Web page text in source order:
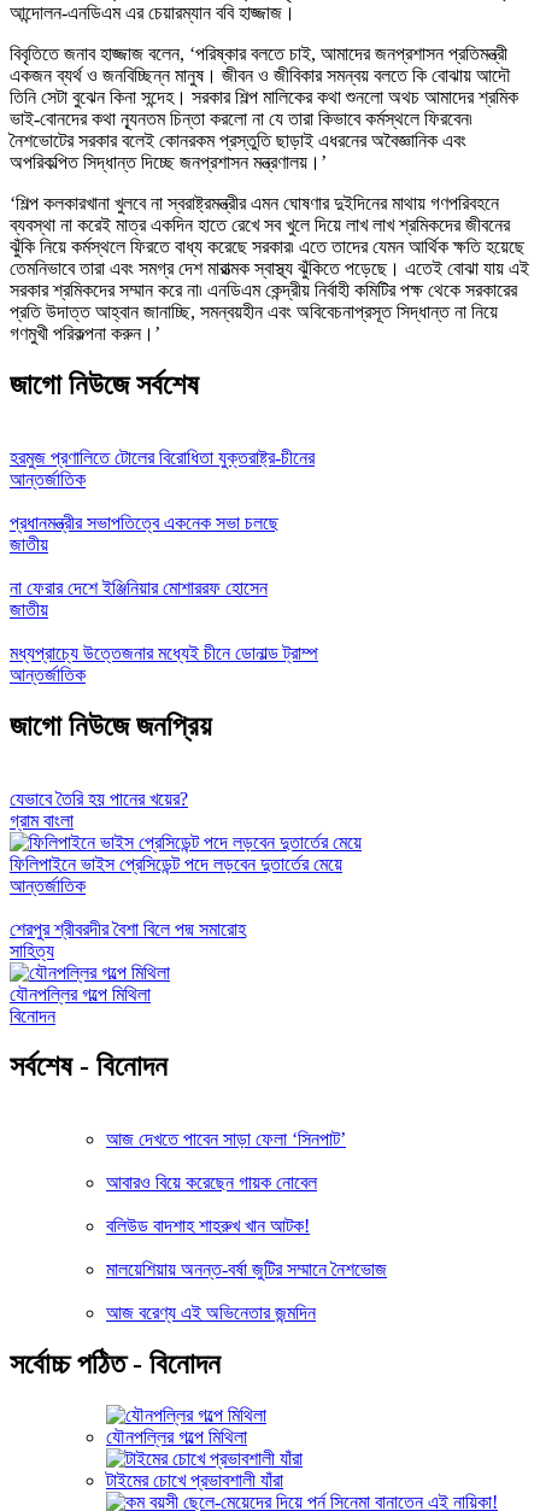
আন্দোলন-এনডিএম এর চেয়ারম্যান ববি হাজ্জাজ।
বিবৃতিতে জনাব হাজ্জাজ বলেন, ‘পরিষ্কার বলতে চাই, আমাদের জনপ্রশাসন প্রতিমন্ত্রী
একজন ব্যর্থ ও জনবিচ্ছিন্ন মানুষ। জীবন ও জীবিকার সমন্বয় বলতে কি বোঝায় আদৌ
তিনি সেটা বুঝেন কিনা সন্দেহ। সরকার শিল্প মালিকের কথা শুনলো অথচ আমাদের শ্রমিক
ভাই-বোনদের কথা ন্যূনতম চিন্তা করলো না যে তারা কিভাবে কর্মস্থলে ফিরবেন৷
নৈশভোটের সরকার বলেই কোনরকম প্রস্তুতি ছাড়াই এধরনের অবৈজ্ঞানিক এবং
অপরিকল্পিত সিদ্ধান্ত দিচ্ছে জনপ্রশাসন মন্ত্রণালয়।’
‘শিল্প কলকারখানা খুলবে না স্বরাষ্ট্রমন্ত্রীর এমন ঘোষণার দুইদিনের মাথায় গণপরিবহনে
ব্যবস্থা না করেই মাত্র একদিন হাতে রেখে সব খুলে দিয়ে লাখ লাখ শ্রমিকদের জীবনের
ঝুঁকি নিয়ে কর্মস্থলে ফিরতে বাধ্য করেছে সরকার৷ এতে তাদের যেমন আর্থিক ক্ষতি হয়েছে
তেমনিভাবে তারা এবং সমগ্র দেশ মারাত্মক স্বাস্থ্য ঝুঁকিতে পড়েছে। এতেই বোঝা যায় এই
সরকার শ্রমিকদের সম্মান করে না৷ এনডিএম কেন্দ্রীয় নির্বাহী কমিটির পক্ষ থেকে সরকারের
প্রতি উদাত্ত আহ্বান জানাচ্ছি, সমন্বয়হীন এবং অবিবেচনাপ্রসূত সিদ্ধান্ত না নিয়ে
গণমুখী পরিকল্পনা করুন।’
জাগো নিউজে সর্বশেষ
হরমুজ প্রণালিতে টোলের বিরোধিতা যুক্তরাষ্ট্র-চীনের
আন্তর্জাতিক
প্রধানমন্ত্রীর সভাপতিত্বে একনেক সভা চলছে
জাতীয়
না ফেরার দেশে ইঞ্জিনিয়ার মোশাররফ হোসেন
জাতীয়
মধ্যপ্রাচ্যে উত্তেজনার মধ্যেই চীনে ডোনাল্ড ট্রাম্প
আন্তর্জাতিক
জাগো নিউজে জনপ্রিয়
যেভাবে তৈরি হয় পানের খয়ের?
গ্রাম বাংলা
ফিলিপাইনে ভাইস প্রেসিডেন্ট পদে লড়বেন দুতার্তের মেয়ে
আন্তর্জাতিক
শেরপুর শ্রীবরদীর বৈশা বিলে পদ্ম সমারোহ
সাহিত্য
যৌনপল্লির গল্পে মিথিলা
বিনোদন
সর্বশেষ - বিনোদন
আজ দেখতে পাবেন সাড়া ফেলা ‘সিনপাট’
আবারও বিয়ে করেছেন গায়ক নোবেল
বলিউড বাদশাহ শাহরুখ খান আটক!
মালয়েশিয়ায় অনন্ত-বর্ষা জুটির সম্মানে নৈশভোজ
আজ বরেণ্য এই অভিনেতার জন্মদিন
সর্বোচ্চ পঠিত - বিনোদন
যৌনপল্লির গল্পে মিথিলা
টাইমের চোখে প্রভাবশালী যাঁরা